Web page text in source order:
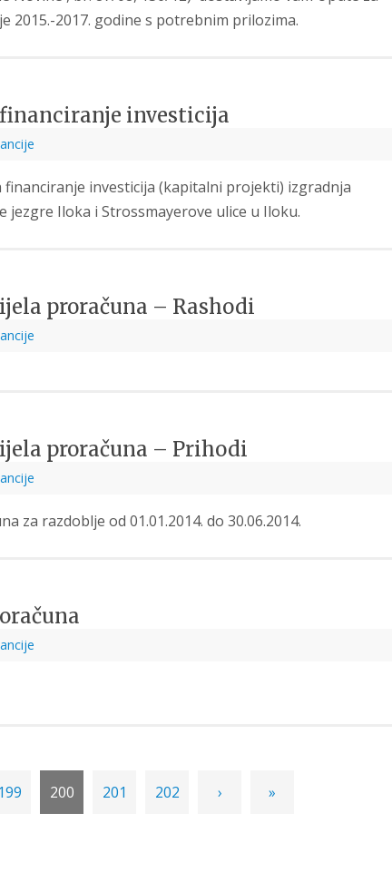
2015.-2017. godine s potrebnim prilozima.
investicija
financiranje investicija (kapitalni projekti) izgradnja
jezgre Iloka i Strossmayerove ulice u Iloku.
proračuna – Rashodi
proračuna – Prihodi
za razdoblje od 01.01.2014. do 30.06.2014.
199 200 201 202 › »